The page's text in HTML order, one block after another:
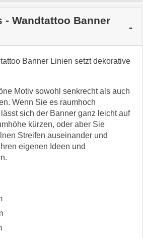
- Wandtattoo Banner
Banner Linien setzt dekorative
Motiv sowohl senkrecht als auch
Wenn Sie es raumhoch
sich der Banner ganz leicht auf
kürzen, oder aber Sie
Streifen auseinander und
eigenen Ideen und